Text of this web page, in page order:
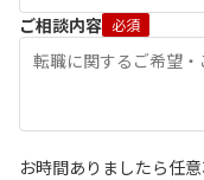
ご相談内容 必須
お時間ありましたら任